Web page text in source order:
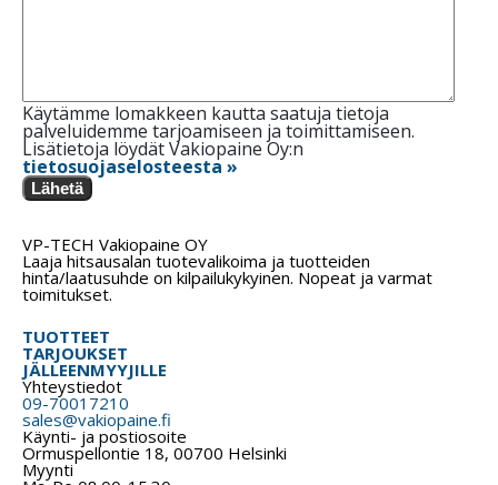
Käytämme lomakkeen kautta saatuja tietoja
palveluidemme tarjoamiseen ja toimittamiseen.
Lisätietoja löydät Vakiopaine Oy:n
tietosuojaselosteesta »
Lähetä
VP-TECH Vakiopaine OY
Laaja hitsausalan tuotevalikoima ja tuotteiden
hinta/laatusuhde on kilpailukykyinen. Nopeat ja varmat
toimitukset.
TUOTTEET
TARJOUKSET
JÄLLEENMYYJILLE
Yhteystiedot
09-70017210
sales@vakiopaine.fi
Käynti- ja postiosoite
Ormuspellontie 18, 00700 Helsinki
Myynti